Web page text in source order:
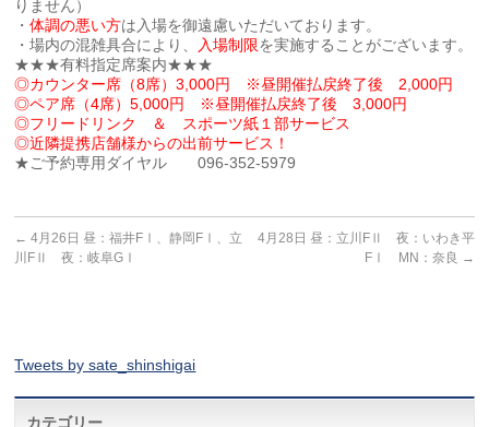
りません）
・体調の悪い方は入場を御遠慮いただいております。
・場内の混雑具合により、
入場制限を実施することがございます。
★★★有料指定席案内★★★
◎カウンター席（8席）3,000円 ※昼開催払戻終了後 2,000円
◎ペア席（4席）5,000円 ※昼開催払戻終了後 3,000円
◎フリードリンク ＆ スポーツ紙１部サービス
◎近隣提携店舗様からの出前サービス！
★ご予約専用ダイヤル 096-352-5979
← 4月26日 昼：福井FⅠ、静岡FⅠ、立
川FⅡ 夜：岐阜GⅠ
4月28日 昼：立川FⅡ 夜：いわき平
FⅠ MN：奈良 →
Tweets by sate_shinshigai
カテゴリー